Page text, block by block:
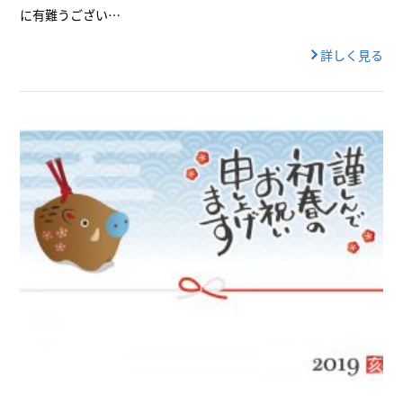
に有難うござい…
詳しく見る